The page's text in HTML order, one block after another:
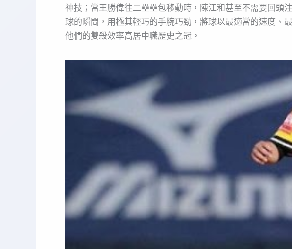
神技；當王勝偉往二壘壘包移動時，陳江和甚至不需要回頭
球的瞬間，用極其輕巧的手腕巧勁，將球以最適當的速度、
他們的雙殺效率高居中職歷史之冠。